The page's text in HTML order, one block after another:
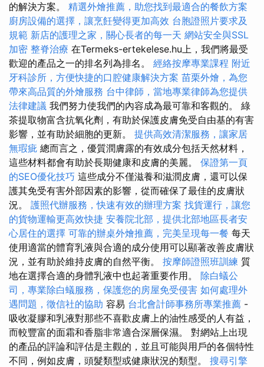
的解決方案。 精選外燴推薦，助您找到最適合的餐飲方案
廚房設備的選擇，讓烹飪變得更加高效 台胞證照片要求及
規範 新店的護理之家，關心長者的每一天 網站安全與SSL
加密 整脊治療 在Termeks-ertekelese.hu上，我們將最受
歡迎的產品之一的排名列為排名。 經絡按摩專業課程 附近
牙科診所，方便快捷的口腔健康解決方案 苗栗外燴，為您
帶來高品質的外燴服務 台中律師，當地專業律師為您提供
法律建議 我們努力使我們的內容成為最可靠和客觀的。 綠
茶提取物富含抗氧化劑，有助於保護皮膚免受自由基的有害
影響，並有助於細胞的更新。 提供高效清潔服務，讓家居
無瑕疵 總而言之，優質潤膚露的有效成分包括天然材料，
這些材料都會有助於長期健康和皮膚的美麗。 保證第一頁
的SEO優化技巧 這些成分不僅滋養和滋潤皮膚，還可以保
護其免受有害外部因素的影響，從而確保了最佳的皮膚狀
況。 護照代辦服務，快速有效的辦理方案 找貨運行，讓您
的貨物運輸更高效快捷 安養院北部，提供北部地區長者安
心居住的選擇 可靠的辦桌外燴推薦，完美呈現每一餐 每天
使用適當的體育乳液與合適的成分使用可以顯著改善皮膚狀
況，並有助於維持皮膚的自然平衡。 按摩師證照班訓練 質
地在選擇合適的身體乳液中也起著重要作用。 除白蟻公
司，專業除白蟻服務，保護您的房屋免受侵害 如何處理外
遇問題，徵信社的協助 容易 台北會計師事務所專業推薦 -
吸收凝膠和乳液對那些不喜歡皮膚上的油性感受的人有益，
而較豐富的面霜和香脂非常適合深層保濕。 對網站上出現
的產品的評論和評估是主觀的，並且可能與用戶的各個特性
不同，例如皮膚，頭髮類型或健康狀況的類型。 搜尋引擎